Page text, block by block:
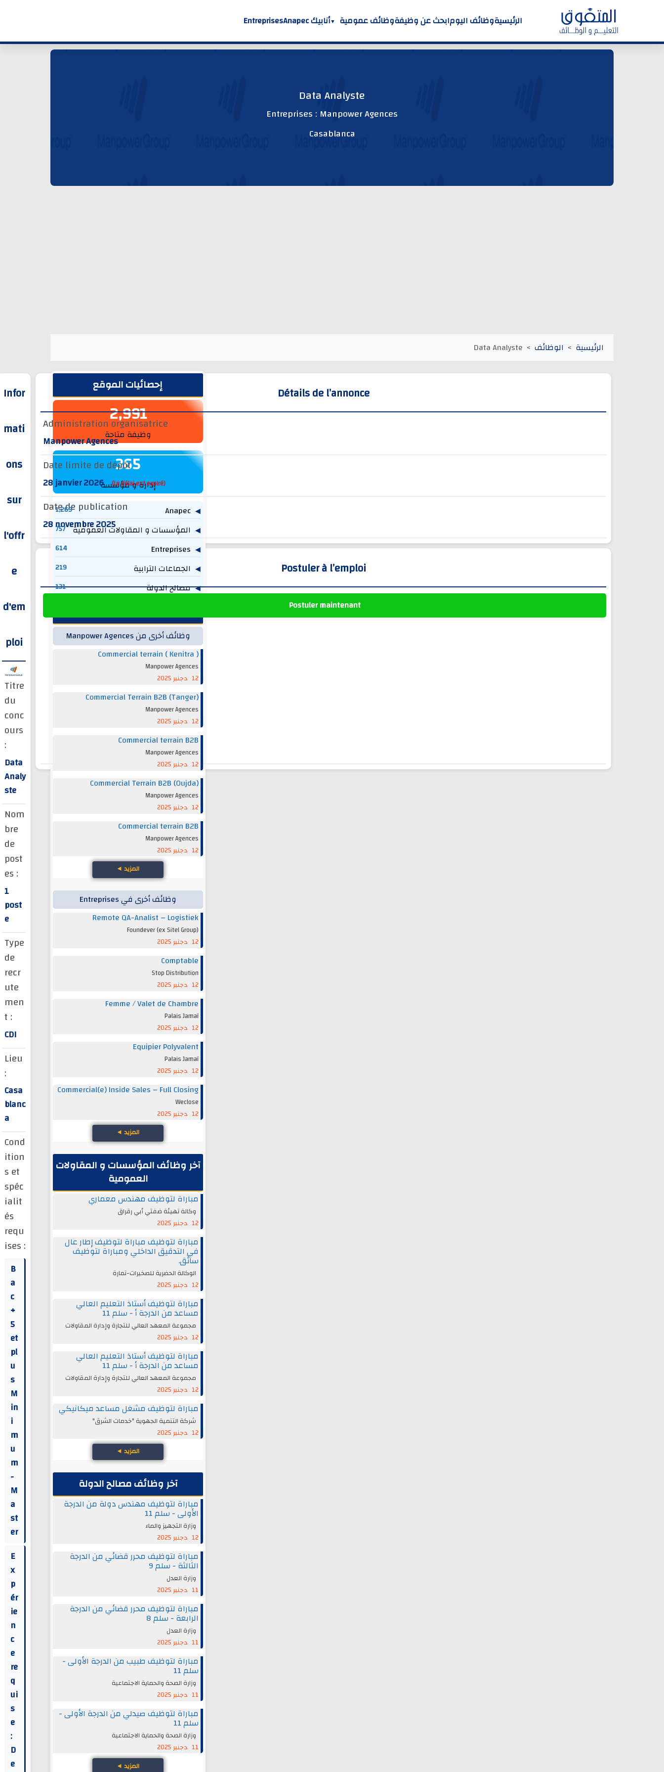
الرئيسيةوظائف اليومابحث عن وظيفةوظائف عمومية أنابيك Anapec Entreprises
Data Analyste
Entreprises : Manpower Agences
Casablanca
الرئيسية الوظائف Data Analyste
Détails de l’annonce
Administration organisatrice
Manpower Agences
Date limite de dépôt
28 janvier 2026(Le délai est expiré)
Date de publication
28 novembre 2025
Postuler à l’emploi
Postuler maintenant
Infor
mati
ons
sur
l'offr
e
d'em
ploi
Titre
du
conc
ours
:
Data
Analy
ste
Nom
bre
de
post
es :
1
post
e
Type
de
recr
ute
men
t :
CDI
Lieu
:
Casa
blanc
a
Cond
ition
s et
spéc
ialit
és
requ
ises :
B
a
c
+
5
et
pl
u
s
M
in
i
m
u
m
-
M
a
st
er
E
x
p
ér
ie
n
c
e
re
q
ui
s
e
:
D
e
الشريط الجانبيإحصائيات الموقع
2,991
وظيفة متاحة
365
إدارة و مؤسسة
Anapec
1,269
المؤسسات و المقاولات العمومية 757
614
الجماعات الترابية 219
مصالح الدولة 131
وظائف أخرى من Manpower Agences
Commercial terrain ( Kenitra )
Manpower Agences
12 دجنبر 2025
Commercial Terrain B2B (Tanger)
Manpower Agences
12 دجنبر 2025
Commercial terrain B2B
Manpower Agences
12 دجنبر 2025
Commercial Terrain B2B (Oujda)
Manpower Agences
12 دجنبر 2025
Commercial terrain B2B
Manpower Agences
12 دجنبر 2025
المزيد ◄
وظائف أخرى في Entreprises
Remote QA-Analist – Logistiek
Foundever (ex Sitel Group)
12 دجنبر 2025
Comptable
Stop Distribution
12 دجنبر 2025
Femme / Valet de Chambre
Palais Jamaï
12 دجنبر 2025
Equipier Polyvalent
Palais Jamaï
12 دجنبر 2025
Commercial(e) Inside Sales – Full Closing
Weclose
12 دجنبر 2025
المزيد ◄
آخر وظائف المؤسسات و المقاولات
العمومية
مباراة لتوظيف مهندس معماري
وكالة تهيئة ضفتي أبي رقراق
12 دجنبر 2025
مباراة لتوظيف مباراة لتوظيف إطار عال
في التدقيق الداخلي ومباراة لتوظيف
سائق.
الوكالة الحضرية للصخيرات-تمارة
12 دجنبر 2025
مباراة لتوظيف أستاذ التعليم العالي
مساعد من الدرجة أ - سلم 11
مجموعة المعهد العالي للتجارة وإدارة المقاولات
12 دجنبر 2025
مباراة لتوظيف أستاذ التعليم العالي
مساعد من الدرجة أ - سلم 11
مجموعة المعهد العالي للتجارة وإدارة المقاولات
12 دجنبر 2025
مباراة لتوظيف مشغل مساعد ميكانيكي
شركة التنمية الجهوية "خدمات الشرق"
12 دجنبر 2025
المزيد ◄
آخر وظائف مصالح الدولة
مباراة لتوظيف مهندس دولة من الدرجة
الأولى - سلم 11
وزارة التجهيز والماء
12 دجنبر 2025
مباراة لتوظيف محرر قضائي من الدرجة
الثالثة - سلم 9
وزارة العدل
11 دجنبر 2025
مباراة لتوظيف محرر قضائي من الدرجة
الرابعة - سلم 8
وزارة العدل
11 دجنبر 2025
مباراة لتوظيف طبيب من الدرجة الأولى -
سلم 11
وزارة الصحة والحماية الاجتماعية
11 دجنبر 2025
مباراة لتوظيف صيدلي من الدرجة الأولى -
سلم 11
وزارة الصحة والحماية الاجتماعية
11 دجنبر 2025
المزيد ◄